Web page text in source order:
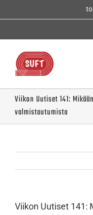
Viikon Uutiset 141:
valmistautumista
Viikon Uutiset 141: